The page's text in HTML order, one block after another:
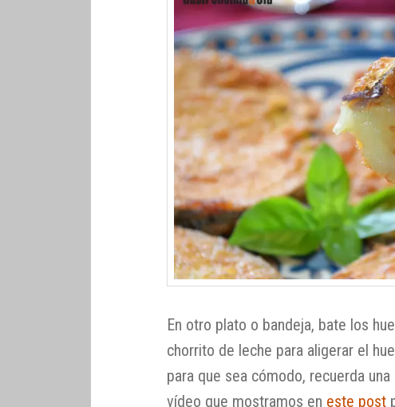
En otro plato o bandeja, bate los
chorrito de leche para aligerar el
para que sea cómodo, recuerda
vídeo que mostramos en este post